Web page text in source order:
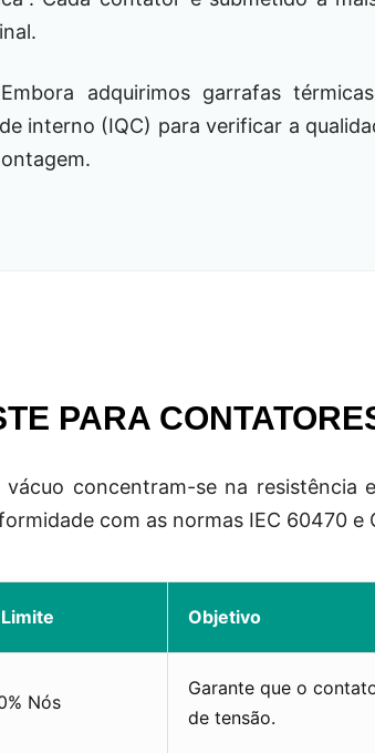
Embora adquirimos garrafas
interno (IQC) para verificar a
PARA
concentram-se na resistência
com as normas IEC 60470 e
Objetivo
Nós
Garante que o
de tensão.